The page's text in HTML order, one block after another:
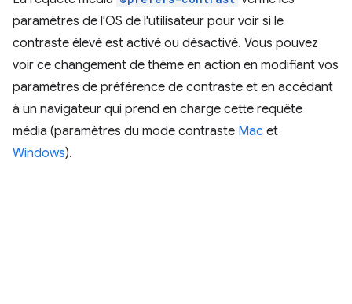
paramètres de l'OS de l'utilisateur pour voir si le
contraste élevé est activé ou désactivé. Vous pouvez
voir ce changement de thème en action en modifiant vos
paramètres de préférence de contraste et en accédant
à un navigateur qui prend en charge cette requête
média (paramètres du mode contraste Mac et
Windows).